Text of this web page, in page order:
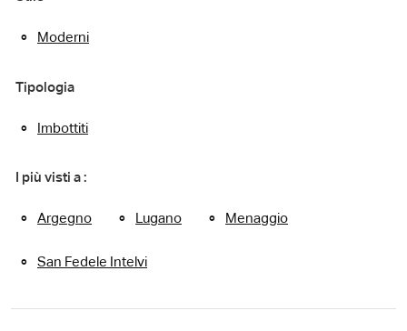
Moderni
Tipologia
Imbottiti
I più visti a :
Argegno Lugano Menaggio
San Fedele Intelvi